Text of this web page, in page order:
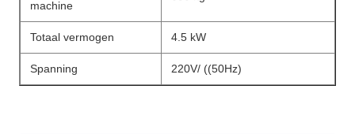
machine
Totaal vermogen 4.5 kW
Spanning 220V/ ((50Hz)